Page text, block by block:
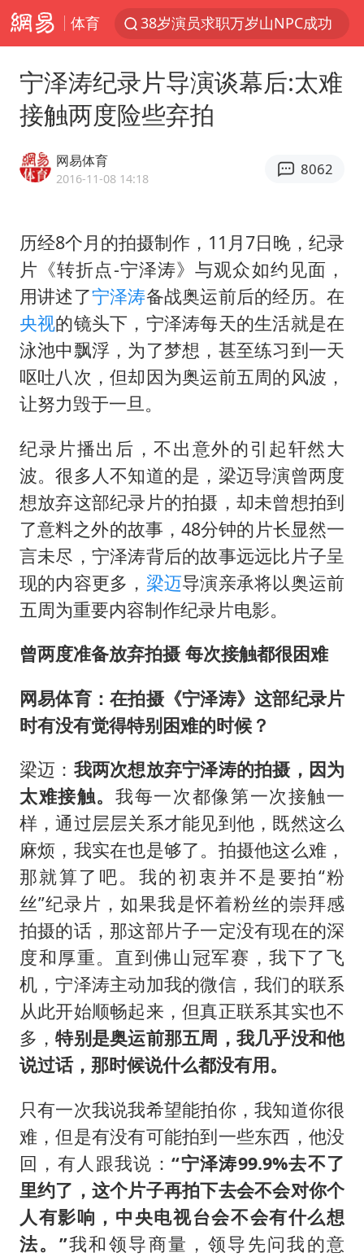
体育
38岁演员求职万岁山NPC成功
东航：国内客票提前14天免费退改
日本试射“战斧”导弹，国防部回应
胡彦斌韩磊 谁帮谁
台风白海豚实时路径
广东雷州通报特教老师招聘违规事件
“新疆阿勒泰八月能滑雪”不实
我国外贸延续良好增长态势
女儿为争财产堵门阻挠父亲出殡
夯实基础开新局
宁泽涛纪录片导演谈幕后:太难
接触两度险些弃拍
网易体育
2016-11-08 14:18
8062
历经8个月的拍摄制作，11月7日晚，纪录
片《转折点-宁泽涛》与观众如约见面，
用讲述了宁泽涛备战奥运前后的经历。在
央视的镜头下，宁泽涛每天的生活就是在
泳池中飘浮，为了梦想，甚至练习到一天
呕吐八次，但却因为奥运前五周的风波，
让努力毁于一旦。
纪录片播出后，不出意外的引起轩然大
波。很多人不知道的是，梁迈导演曾两度
想放弃这部纪录片的拍摄，却未曾想拍到
了意料之外的故事，48分钟的片长显然一
言未尽，宁泽涛背后的故事远远比片子呈
现的内容更多， 梁迈导演亲承将以奥运前
五周为重要内容制作纪录片电影。
曾两度准备放弃拍摄 每次接触都很困难
网易体育：在拍摄《宁泽涛》这部纪录片
时有没有觉得特别困难的时候？
梁迈： 我两次想放弃宁泽涛的拍摄，因为
太难接触。我每一次都像第一次接触一
样，通过层层关系才能见到他，既然这么
麻烦，我实在也是够了。拍摄他这么难，
那就算了吧。我的初衷并不是要拍“粉
丝”纪录片，如果我是怀着粉丝的崇拜感
拍摄的话，那这部片子一定没有现在的深
度和厚重。直到佛山冠军赛，我下了飞
机，宁泽涛主动加我的微信，我们的联系
从此开始顺畅起来，但真正联系其实也不
多，特别是奥运前那五周，我几乎没和他
说过话，那时候说什么都没有用。
只有一次我说我希望能拍你，我知道你很
难，但是有没有可能拍到一些东西，他没
回，有人跟我说：“宁泽涛99.9%去不了
里约了，这个片子再拍下去会不会对你个
人有影响，中央电视台会不会有什么想
法。”我和领导商量，领导先问我的意